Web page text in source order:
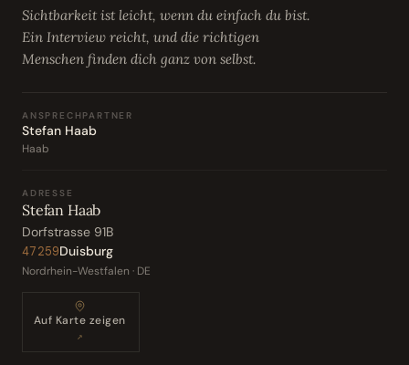
Sichtbarkeit ist leicht, wenn du einfach du bist.
Ein Interview reicht, und die richtigen
Menschen finden dich ganz von selbst.
ANSPRECHPARTNER
Stefan Haab
Haab
ADRESSE
Stefan Haab
Dorfstrasse 91B
47259Duisburg
Nordrhein-Westfalen · DE
Auf Karte zeigen
↗